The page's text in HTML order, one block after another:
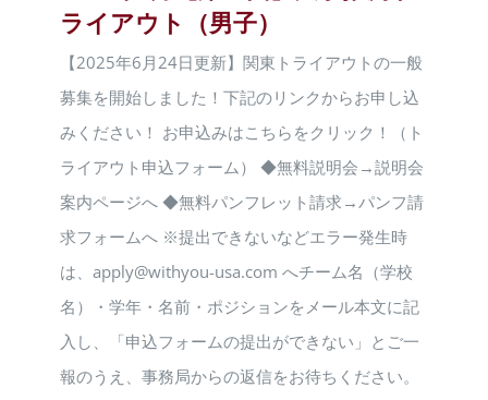
ライアウト（男子）
【2025年6月24日更新】関東トライアウトの一般
募集を開始しました！下記のリンクからお申し込
みください！ お申込みはこちらをクリック！（ト
ライアウト申込フォーム） ◆無料説明会→説明会
案内ページへ ◆無料パンフレット請求→パンフ請
求フォームへ ※提出できないなどエラー発生時
は、apply@withyou-usa.com へチーム名（学校
名）・学年・名前・ポジションをメール本文に記
入し、「申込フォームの提出ができない」とご一
報のうえ、事務局からの返信をお待ちください。